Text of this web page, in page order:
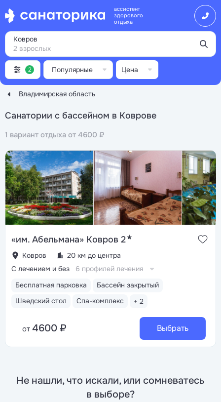
ассистент
здорового
отдыха
Владимирская область
Ковров
2 взрослых
Санатории с бассейном в Коврове
1 вариант отдыха от 4600 ₽
2 Популярные Цена
«им. Абельмана» Ковров 2★
Ковров 20 км до центра
Бесплатная парковка
Бассейн закрытый
Шведский стол
Спа-комплекс + 2
С лечением и без 6 профилей лечения
от 4600 ₽ Выбрать
Не нашли, что искали, или сомневатесь
в выборе?